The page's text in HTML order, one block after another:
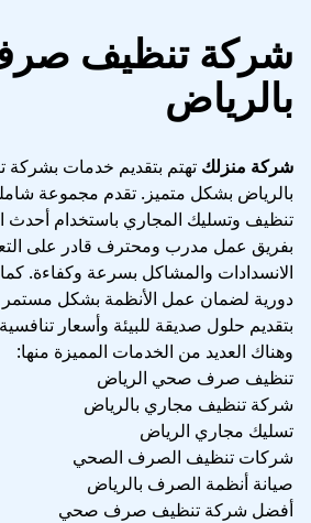
شركة تنظيف
بالرياض
شركة منزلك تهتم بتقديم خدمات
بالرياض بشكل متميز. تقدم مجموعة
تنظيف وتسليك المجاري باستخدام أحدث
بفريق عمل مدرب ومحترف قادر على
الانسدادات والمشاكل بسرعة وكفاءة.
دورية لضمان عمل الأنظمة بشكل مستمر
بتقديم حلول صديقة للبيئة وأسعار
وهناك العديد من الخدمات المميزة منها:
تنظيف صرف صحي الرياض
شركة تنظيف مجاري بالرياض
تسليك مجاري الرياض
شركات تنظيف الصرف الصحي
صيانة أنظمة الصرف بالرياض
أفضل شركة تنظيف صرف صحي